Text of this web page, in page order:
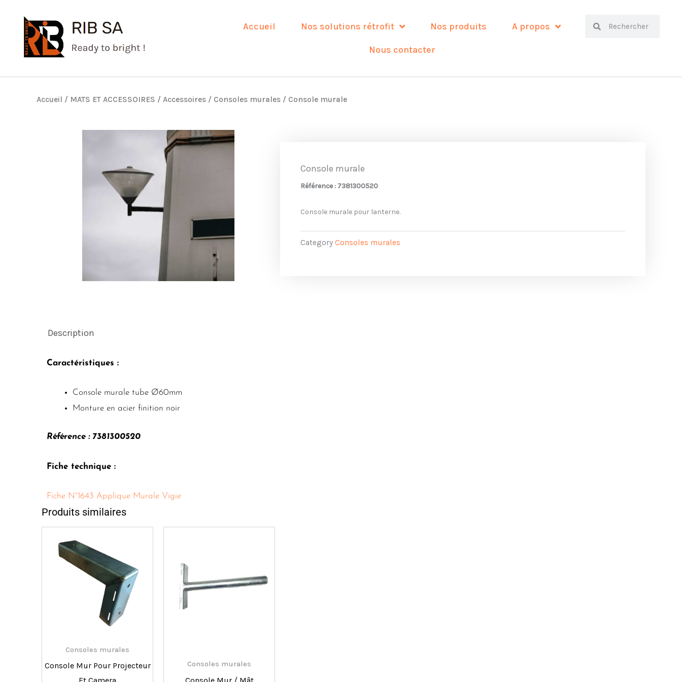
contenu
Accueil Nos solutions rétrofit Nos produits A propos
Nous contacter
Search
Accueil / MATS ET ACCESSOIRES / Accessoires / Consoles murales / Console murale
Console murale
Référence : 7381300520
Console murale pour lanterne.
Category Consoles murales
Description
Caractéristiques :
Console murale tube Ø60mm
Monture en acier finition noir
Référence : 7381300520
Fiche technique :
Fiche N°1643 Applique Murale Vigie
Produits similaires
Consoles murales
Console Mur Pour Projecteur
Consoles murales